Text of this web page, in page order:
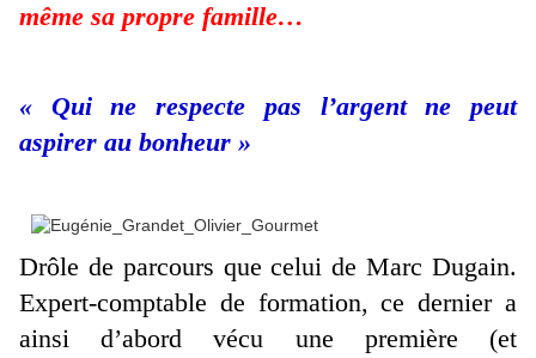
même sa propre famille…
« Qui ne respecte pas l’argent ne peut
aspirer au bonheur »
Drôle de parcours que celui de Marc Dugain.
Expert-comptable de formation, ce dernier a
ainsi d’abord vécu une première (et